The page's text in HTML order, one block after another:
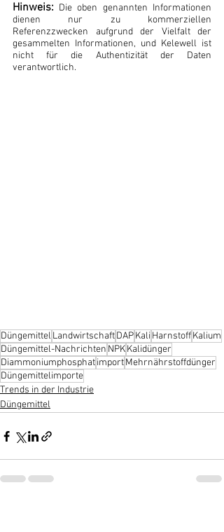
Hinweis: Die oben genannten Informationen
dienen nur zu kommerziellen
Referenzzwecken aufgrund der Vielfalt der
gesammelten Informationen, und Kelewell ist
nicht für die Authentizität der Daten
verantwortlich.
Düngemittel LandwirtschaftDAPKali HarnstoffKalium
Düngemittel-Nachrichten NPKKalidünger
DiammoniumphosphatimportMehrnährstoffdünger
Düngemittelimporte
Trends in der Industrie
Düngemittel